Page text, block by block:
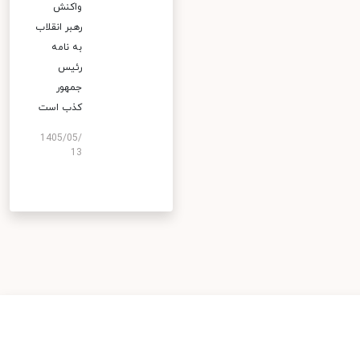
واکنش
رهبر انقلاب
به نامه
رئیس
جمهور
کذب است
1405/05/
13